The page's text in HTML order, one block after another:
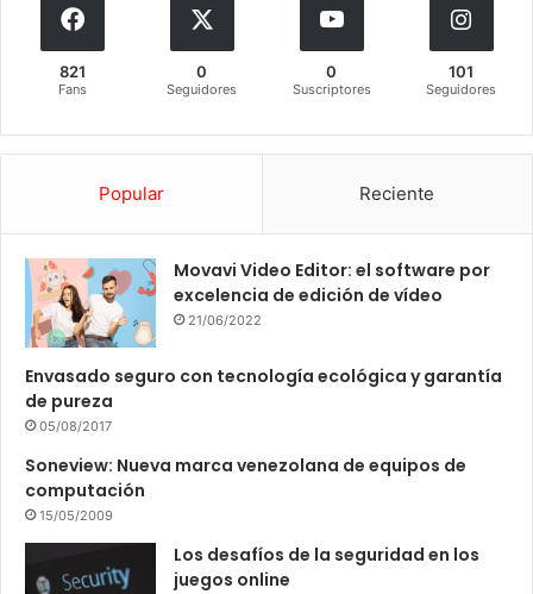
821
Fans
0
Seguidores
0
Suscriptores
101
Seguidores
Popular Reciente
Movavi Video Editor: el software por
excelencia de edición de vídeo
21/06/2022
Envasado seguro con tecnología ecológica y garantía
de pureza
05/08/2017
Soneview: Nueva marca venezolana de equipos de
computación
15/05/2009
Los desafíos de la seguridad en los
juegos online